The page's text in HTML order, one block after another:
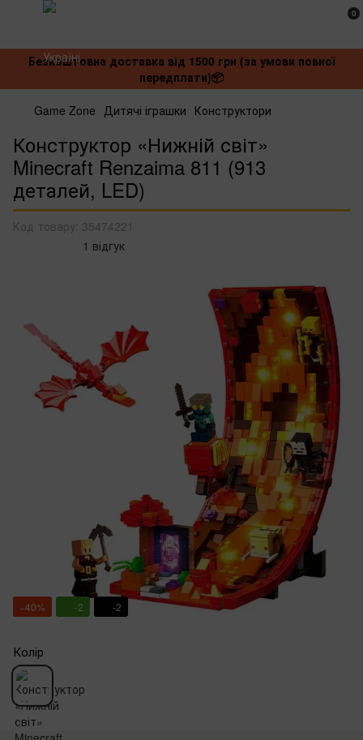
0
Безкоштовна доставка від 1500 грн (за умови повної
передплати)📦
Game Zone Дитячі іграшки Конструктори
Конструктор «Нижній світ»
Minecraft Renzaima 811 (913
деталей, LED)
Код товару: 35474221
1 відгук
−40% -2 -2
Колір